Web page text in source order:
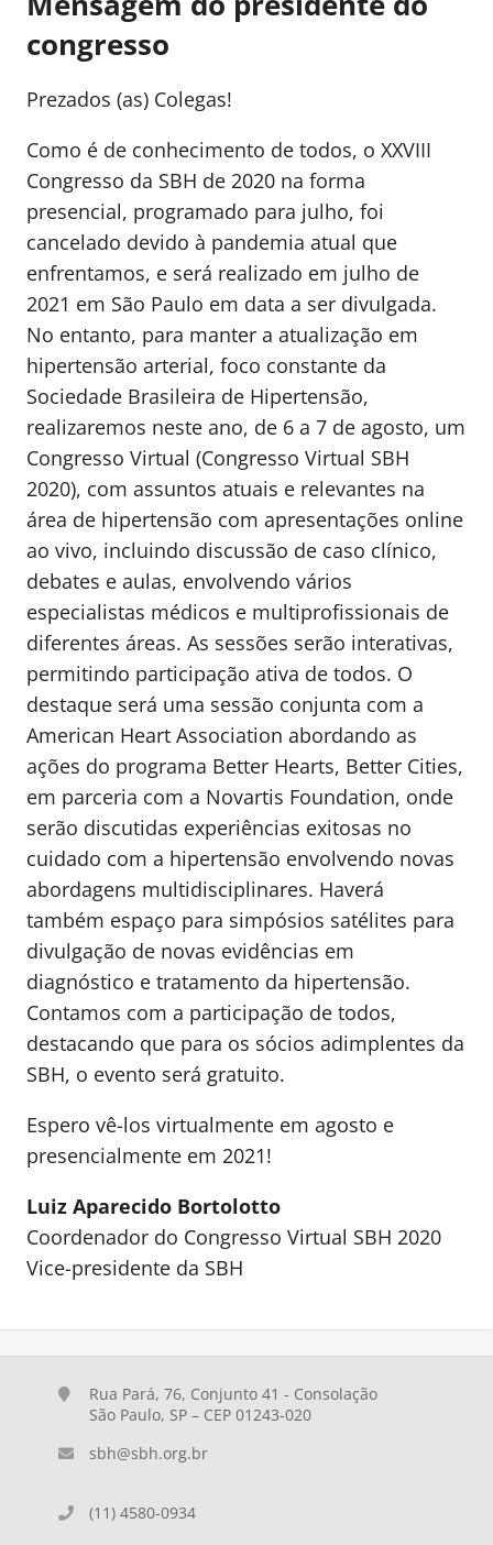
congresso
Prezados (as) Colegas!
Como é de conhecimento de todos, o XXVIII
Congresso da SBH de 2020 na forma
presencial, programado para julho, foi
cancelado devido à pandemia atual que
enfrentamos, e será realizado em julho de
2021 em São Paulo em data a ser divulgada.
No entanto, para manter a atualização em
hipertensão arterial, foco constante da
Sociedade Brasileira de Hipertensão,
realizaremos neste ano, de 6 a 7 de agosto, um
Congresso Virtual (Congresso Virtual SBH
2020), com assuntos atuais e relevantes na
área de hipertensão com apresentações online
ao vivo, incluindo discussão de caso clínico,
debates e aulas, envolvendo vários
especialistas médicos e multiprofissionais de
diferentes áreas. As sessões serão interativas,
permitindo participação ativa de todos. O
destaque será uma sessão conjunta com a
American Heart Association abordando as
ações do programa Better Hearts, Better Cities,
em parceria com a Novartis Foundation, onde
serão discutidas experiências exitosas no
cuidado com a hipertensão envolvendo novas
abordagens multidisciplinares. Haverá
também espaço para simpósios satélites para
divulgação de novas evidências em
diagnóstico e tratamento da hipertensão.
Contamos com a participação de todos,
destacando que para os sócios adimplentes da
SBH, o evento será gratuito.
Espero vê-los virtualmente em agosto e
presencialmente em 2021!
Luiz Aparecido Bortolotto
Coordenador do Congresso Virtual SBH 2020
Vice-presidente da SBH
Rua Pará, 76, Conjunto 41 - Consolação
São Paulo, SP – CEP 01243-020
sbh@sbh.org.br
(11) 4580-0934